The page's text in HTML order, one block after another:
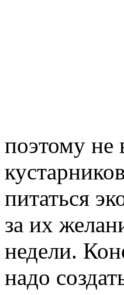
поэтому не
питаться
за их
недели.
надо